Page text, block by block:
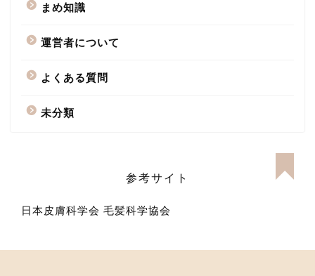
まめ知識
運営者について
よくある質問
未分類
参考サイト
日本皮膚科学会 毛髪科学協会